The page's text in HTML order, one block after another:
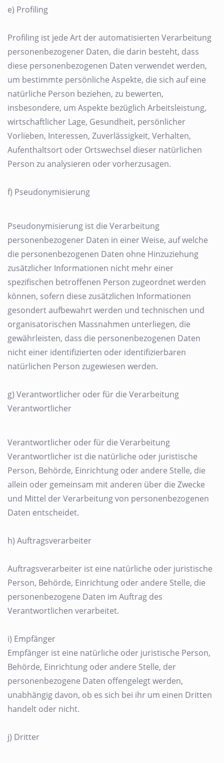
e) Profiling
Profiling ist jede Art der automatisierten Verarbeitung
personenbezogener Daten, die darin besteht, dass
diese personenbezogenen Daten verwendet werden,
um bestimmte persönliche Aspekte, die sich auf eine
natürliche Person beziehen, zu bewerten,
insbesondere, um Aspekte bezüglich Arbeitsleistung,
wirtschaftlicher Lage, Gesundheit, persönlicher
Vorlieben, Interessen, Zuverlässigkeit, Verhalten,
Aufenthaltsort oder Ortswechsel dieser natürlichen
Person zu analysieren oder vorherzusagen.
f) Pseudonymisierung
Pseudonymisierung ist die Verarbeitung
personenbezogener Daten in einer Weise, auf welche
die personenbezogenen Daten ohne Hinzuziehung
zusätzlicher Informationen nicht mehr einer
spezifischen betroffenen Person zugeordnet werden
können, sofern diese zusätzlichen Informationen
gesondert aufbewahrt werden und technischen und
organisatorischen Massnahmen unterliegen, die
gewährleisten, dass die personenbezogenen Daten
nicht einer identifizierten oder identifizierbaren
natürlichen Person zugewiesen werden.
g) Verantwortlicher oder für die Verarbeitung
Verantwortlicher
Verantwortlicher oder für die Verarbeitung
Verantwortlicher ist die natürliche oder juristische
Person, Behörde, Einrichtung oder andere Stelle, die
allein oder gemeinsam mit anderen über die Zwecke
und Mittel der Verarbeitung von personenbezogenen
Daten entscheidet.
h) Auftragsverarbeiter
Auftragsverarbeiter ist eine natürliche oder juristische
Person, Behörde, Einrichtung oder andere Stelle, die
personenbezogene Daten im Auftrag des
Verantwortlichen verarbeitet.
i) Empfänger
Empfänger ist eine natürliche oder juristische Person,
Behörde, Einrichtung oder andere Stelle, der
personenbezogene Daten offengelegt werden,
unabhängig davon, ob es sich bei ihr um einen Dritten
handelt oder nicht.
j) Dritter